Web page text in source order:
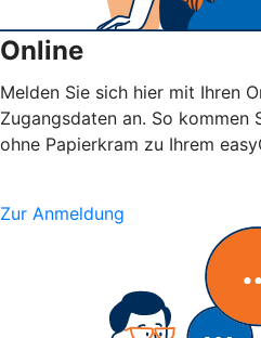
Online
Melden Sie sich hier mit Ihren
Zugangsdaten an. So kommen
ohne Papierkram zu Ihrem
Zur Anmeldung